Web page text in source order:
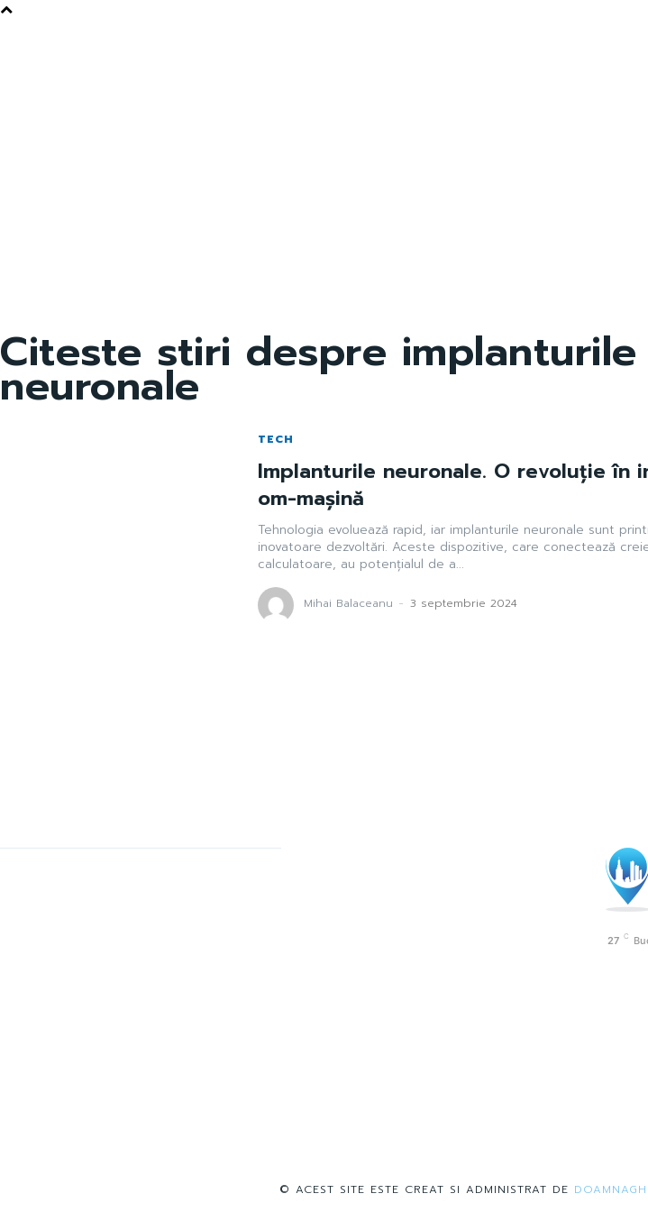
Citeste stiri despre implanturile
neuronale
TECH
Implanturile neuronale. O revoluție în
om-mașină
Tehnologia evoluează rapid, iar implanturile neuronale sunt
inovatoare dezvoltări. Aceste dispozitive, care conectează
calculatoare, au potențialul de a...
Mihai Balaceanu - 3 septembrie 2024
27 C
© ACEST SITE ESTE CREAT SI ADMINISTRAT DE